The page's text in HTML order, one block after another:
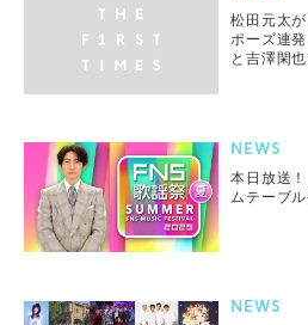
松田元太
ポーズ連
と吉澤閑
NEWS
本日放送
ムテーブ
NEWS